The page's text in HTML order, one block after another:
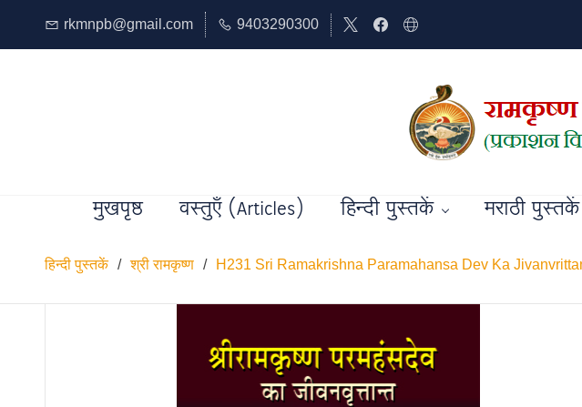
rkmnpb@gmail.com 9403290300
मुखपृष्ठ वस्तुएँ (Articles) हिन्दी पुस्तकें मराठी पुस्तकें
हिन्दी पुस्तकें / श्री रामकृष्ण / H231 Sri Ramakrishna Paramahansa Dev Ka Jivanvrittant